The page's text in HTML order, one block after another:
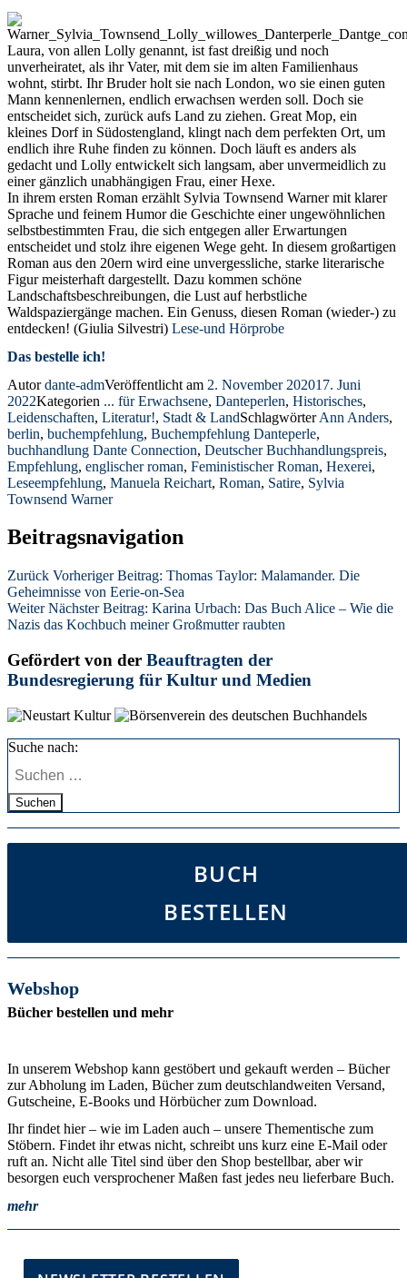
Laura, von allen Lolly genannt, ist fast dreißig und noch
unverheiratet, als ihr Vater, mit dem sie im alten Familienhaus
wohnt, stirbt. Ihr Bruder holt sie nach London, wo sie einen guten
Mann kennenlernen, endlich erwachsen werden soll. Doch sie
entscheidet sich, zurück aufs Land zu ziehen. Great Mop, ein
kleines Dorf in Südostengland, klingt nach dem perfekten Ort, um
endlich ihre Ruhe finden zu können. Doch läuft es anders als
gedacht und Lolly entwickelt sich langsam, aber unvermeidlich zu
einer gänzlich unabhängigen Frau, einer Hexe.
In ihrem ersten Roman erzählt Sylvia Townsend Warner mit klarer
Sprache und feinem Humor die Geschichte einer ungewöhnlichen
selbstbestimmten Frau, die sich entgegen aller Erwartungen
entscheidet und stolz ihre eigenen Wege geht. In diesem großartigen
Roman aus den 20ern wird eine unvergessliche, starke literarische
Figur meisterhaft dargestellt. Dazu kommen schöne
Landschaftsbeschreibungen, die Lust auf herbstliche
Waldspaziergänge machen. Ein Genuss, diesen Roman (wieder-) zu
entdecken! (Giulia Silvestri) Lese-und Hörprobe
Das bestelle ich!
Autordante-admVeröffentlicht am 2. November 202017. Juni
2022Kategorien ... für Erwachsene, Danteperlen, Historisches,
Leidenschaften, Literatur!, Stadt & LandSchlagwörterAnn Anders,
berlin, buchempfehlung, Buchempfehlung Danteperle,
buchhandlung Dante Connection, Deutscher Buchhandlungspreis,
Empfehlung, englischer roman, Feministischer Roman, Hexerei,
Leseempfehlung, Manuela Reichart, Roman, Satire, Sylvia
Townsend Warner
Beitragsnavigation
Zurück Vorheriger Beitrag: Thomas Taylor: Malamander. Die
Geheimnisse von Eerie-on-Sea
Weiter Nächster Beitrag: Karina Urbach: Das Buch Alice – Wie die
Nazis das Kochbuch meiner Großmutter raubten
Gefördert von der Beauftragten der
Bundesregierung für Kultur und Medien
Suche nach:
Suchen
BUCH
BESTELLEN
Webshop
Bücher bestellen und mehr
In unserem Webshop kann gestöbert und gekauft werden – Bücher
zur Abholung im Laden, Bücher zum deutschlandweiten Versand,
Gutscheine, E-Books und Hörbücher zum Download.
Ihr findet hier – wie im Laden auch – unsere Thementische zum
Stöbern. Findet ihr etwas nicht, schreibt uns kurz eine E-Mail oder
ruft an. Nicht alle Titel sind über den Shop bestellbar, aber wir
besorgen euch versprochener Maßen fast jedes neu lieferbare Buch.
mehr